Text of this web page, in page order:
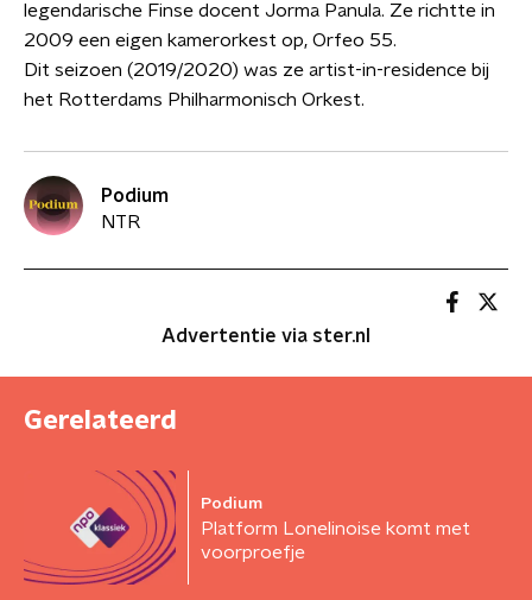
legendarische Finse docent Jorma Panula. Ze richtte in
2009 een eigen kamerorkest op, Orfeo 55.
Dit seizoen (2019/2020) was ze artist-in-residence bij
het Rotterdams Philharmonisch Orkest.
Podium
NTR
Advertentie via ster.nl
Gerelateerd
Podium
Platform Lonelinoise komt met
voorproefje